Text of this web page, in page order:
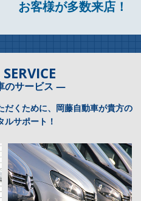
お客様が多数来店！
のサービス ―
だくために、岡藤自動車が貴方の
ルサポート！